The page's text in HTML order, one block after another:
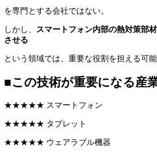
を専門とする会社ではない。
しかし、
スマートフォン内部の熱対策部
させる
という領域では、重要な役割を担える可能
■この技術が重要になる産
★★★★★ スマートフォン
★★★★★ タブレット
★★★★★ ウェアラブル機器